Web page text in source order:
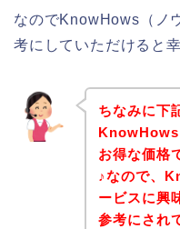
なのでKnowHows（ノ
考にしていただけると幸
ちなみに下
KnowHows
お得な価格
♪なので、
ービスに興
参考にされ